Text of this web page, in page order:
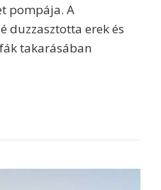
pompája. A
duzzasztotta erek és
takarásában